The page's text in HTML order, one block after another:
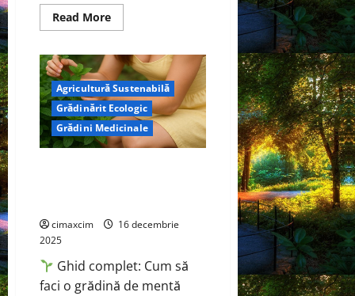
Read MoreRead
more
(Matricaria
chamomilla
L.)
—
Proprietăți
farmacologice
și
utilizări
terapeutice
Agricultură Sustenabilă
Grădinărit Ecologic
Grădini Medicinale
cimaxcim
16 decembrie
2025
Ghid complet: Cum să
faci o grădină de mentă